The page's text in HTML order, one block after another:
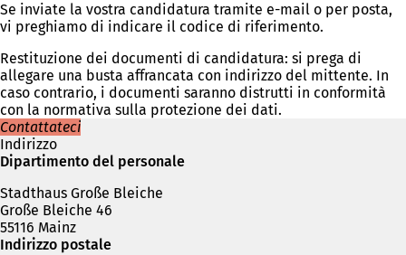
o
v
a
s
c
h
Se inviate la vostra candidatura tramite e-mail o per posta,
vi preghiamo di indicare il codice di riferimento.
Restituzione dei documenti di candidatura: si prega di
allegare una busta affrancata con indirizzo del mittente. In
caso contrario, i documenti saranno distrutti in conformità
con la normativa sulla protezione dei dati.
Contattateci
Indirizzo
Dipartimento del personale
Stadthaus Große Bleiche
Große Bleiche 46
55116 Mainz
Indirizzo postale